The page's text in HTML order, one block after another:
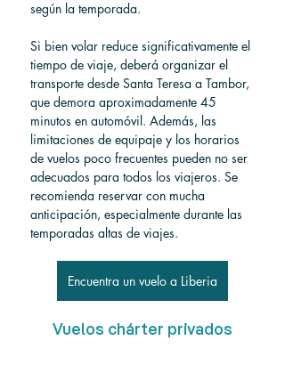
según la temporada.
Si bien volar reduce significativamente el
tiempo de viaje, deberá organizar el
transporte desde Santa Teresa a Tambor,
que demora aproximadamente 45
minutos en automóvil. Además, las
limitaciones de equipaje y los horarios
de vuelos poco frecuentes pueden no ser
adecuados para todos los viajeros. Se
recomienda reservar con mucha
anticipación, especialmente durante las
temporadas altas de viajes.
Encuentra un vuelo a Liberia
Vuelos chárter privados